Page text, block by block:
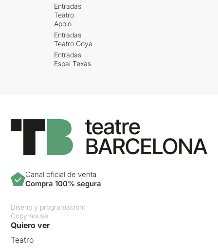
Entradas
Teatro
Apolo
Entradas
Teatro Goya
Entradas
Espai Texas
Canal oficial de venta
Compra 100% segura
Diseño y programación:
Copymouse
Quiero ver
Teatro